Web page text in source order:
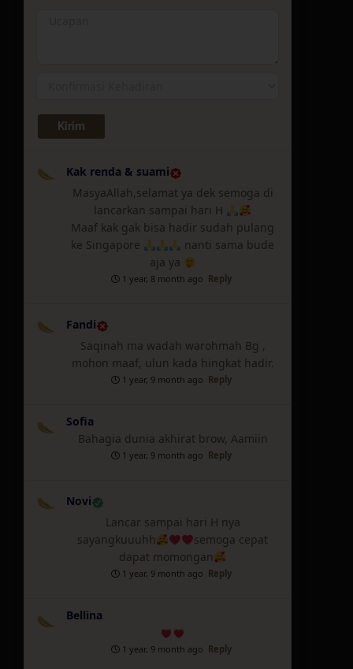
Kak renda & suami
MasyaAllah,selamat ya dek semoga di
lancarkan sampai hari H
Maaf kak gak bisa hadir sudah pulang
ke Singapore
nanti sama bude
aja ya
1 year, 8 month ago Reply
Fandi
Saqinah ma wadah warohmah Bg ,
mohon maaf, ulun kada hingkat hadir.
1 year, 9 month ago Reply
Sofia
Bahagia dunia akhirat brow, Aamiin
1 year, 9 month ago Reply
Novi
Lancar sampai hari H nya
sayangkuuuhh
semoga cepat
dapat momongan
1 year, 9 month ago Reply
Bellina
1 year, 9 month ago Reply